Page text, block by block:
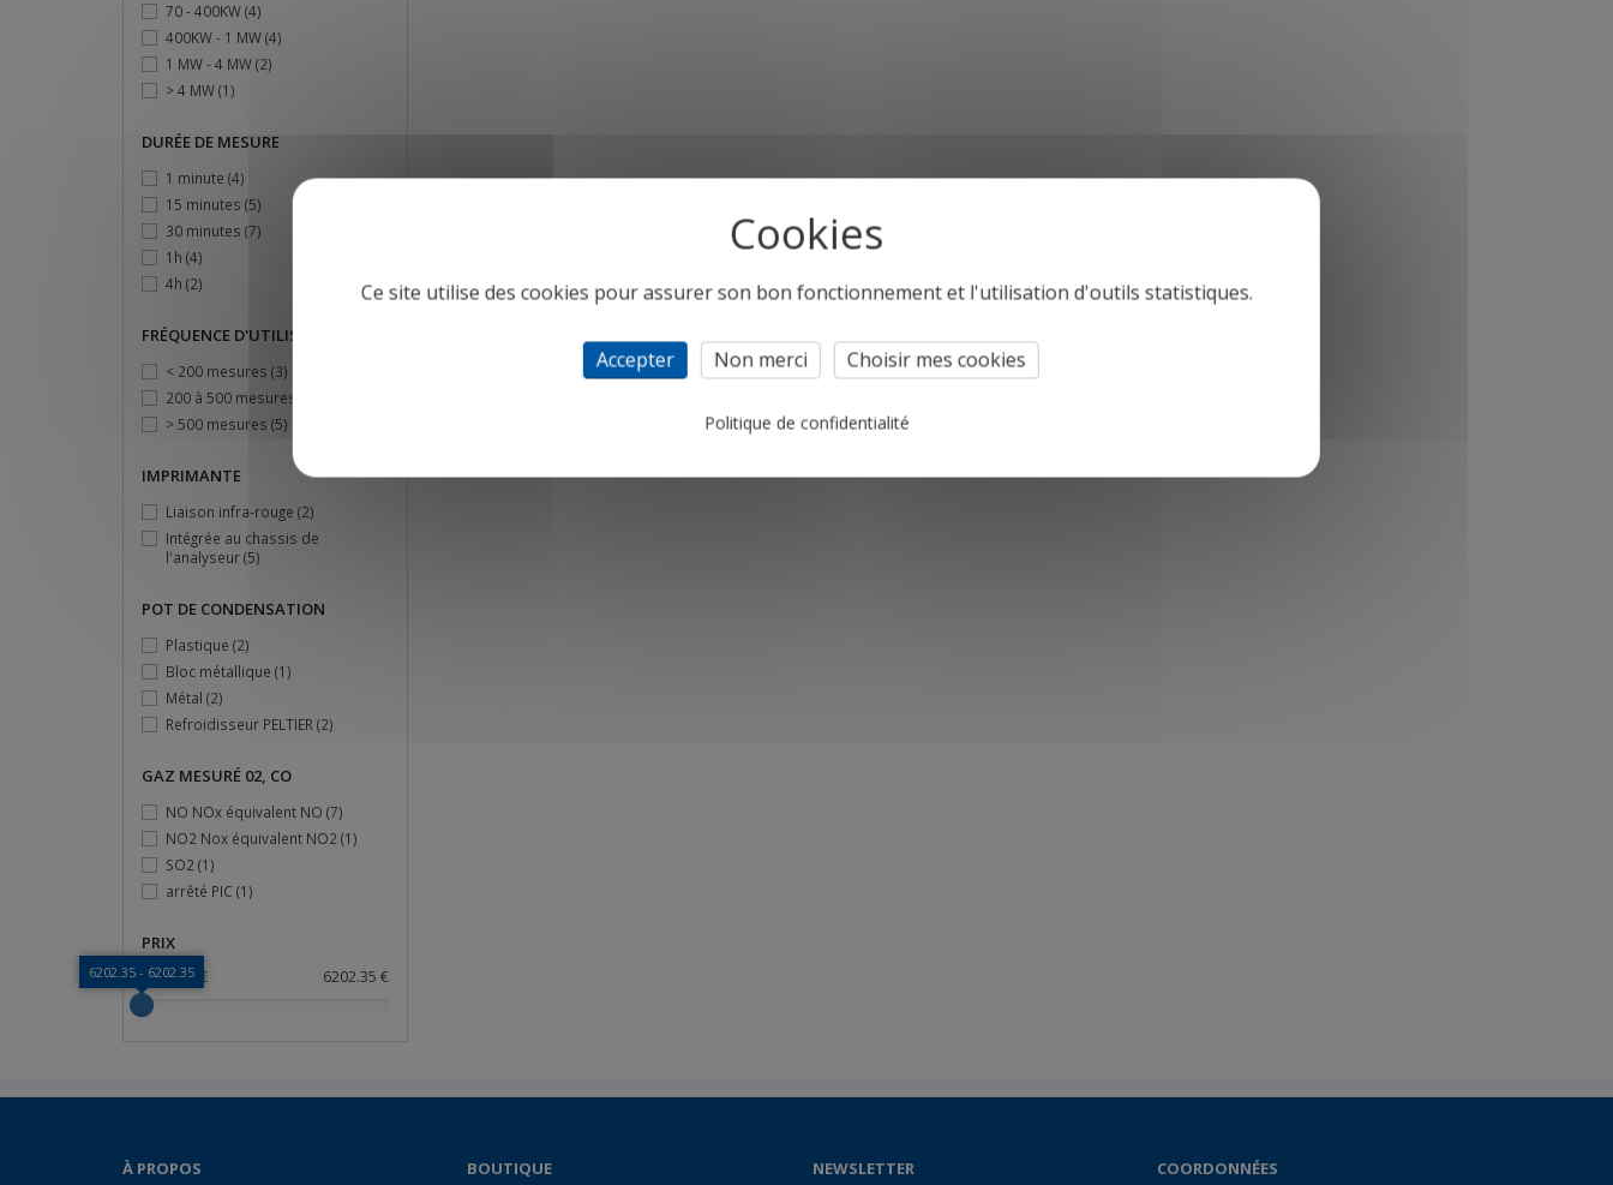
70 - 400KW(4)
400KW - 1 MW(4)
1 MW - 4 MW(2)
> 4 MW(1)
DURÉE DE MESURE
1 minute (4)
15 minutes (5)
30 minutes (7)
1h (4)
4h (2)
FRÉQUENCE D'UTILISATION
< 200 mesures (3)
200 à 500 mesures
> 500 mesures (5)
IMPRIMANTE
Liaison infra-rouge (2)
Intégrée au chassis de
l'analyseur(5)
POT DE CONDENSATION
Plastique (2)
Bloc métallique (1)
Métal (2)
Refroidisseur PELTIER (2)
GAZ MESURÉ 02, CO
NO NOx équivalent NO (7)
NO2 Nox équivalent NO2 (1)
SO2 (1)
arrêté PIC (1)
PRIX
6202.35 €
6202.35 €
6202.35 - 6202.35
À PROPOS BOUTIQUE NEWSLETTER COORDONNÉES
Ce site utilise des cookies pour assurer son bon fonctionnement et l'utilisation d'outils statistiques.
Accepter Non merci Choisir mes cookies
Politique de confidentialité